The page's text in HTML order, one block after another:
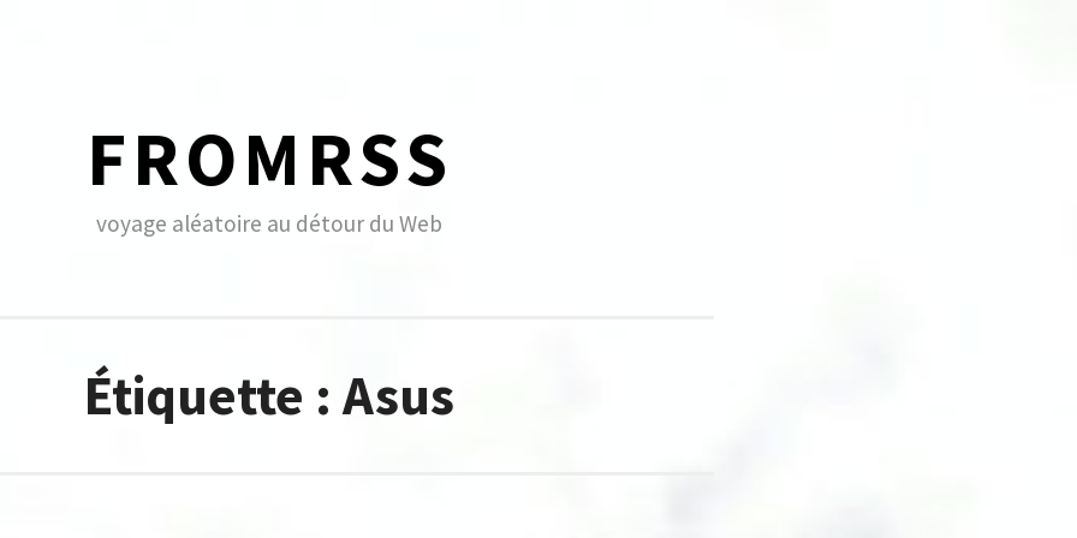
FROMRSS
voyage aléatoire au détour du Web
Étiquette :Asus